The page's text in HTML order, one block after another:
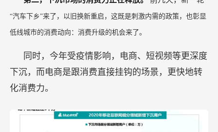
“汽车下乡”来了，以旧换新重启，这既是刺激内需的政策，也彰显
低线城市的消费动向：消费升级的机会来了。
同时，今年受疫情影响，电商、短视频等更深度
下沉，而电商是跟消费直接挂钩的场景，更快地转
化消费力。